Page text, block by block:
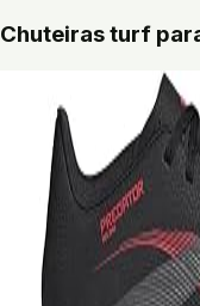
Chuteiras turf